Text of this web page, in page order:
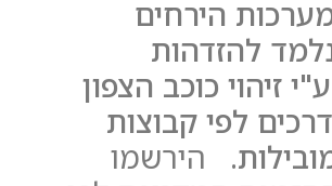
הירחים
להזדהות
זיהוי כוכב הצפון
לפי קבוצות
הירשמו